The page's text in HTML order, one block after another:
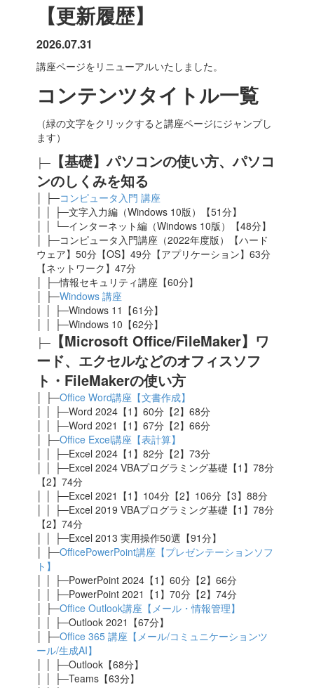
【更新履歴】
2026.07.31
講座ページをリニューアルいたしました。
コンテンツタイトル一覧
（緑の文字をクリックすると講座ページにジャンプし
ます）
├─ 【基礎】パソコンの使い方、パソコ
ンのしくみを知る
│ ├─コンピュータ入門 講座
│ │ ├─文字入力編（Windows 10版）【51分】
│ │ └─インターネット編（Windows 10版）【48分】
│ ├─コンピュータ入門講座（2022年度版）【ハード
ウェア】50分【OS】49分【アプリケーション】63分
【ネットワーク】47分
│ ├─情報セキュリティ講座【60分】
│ ├─Windows 講座
│ │ ├─Windows 11【61分】
│ │ ├─Windows 10【62分】
├─ 【Microsoft Office/FileMaker】ワ
ード、エクセルなどのオフィスソフ
ト・FileMakerの使い方
│ ├─Office Word講座【文書作成】
│ │ ├─Word 2024【1】60分【2】68分
│ │ ├─Word 2021【1】67分【2】66分
│ ├─Office Excel講座【表計算】
│ │ ├─Excel 2024 【1】82分【2】73分
│ │ ├─Excel 2024 VBAプログラミング基礎【1】78分
【2】74分
│ │ ├─Excel 2021 【1】104分【2】106分【3】88分
│ │ ├─Excel 2019 VBAプログラミング基礎【1】78分
【2】74分
│ │ ├─Excel 2013 実用操作50選【91分】
│ ├─OfficePowerPoint講座【プレゼンテーションソフ
ト】
│ │ ├─PowerPoint 2024【1】60分【2】66分
│ │ ├─PowerPoint 2021【1】70分【2】74分
│ ├─Office Outlook講座【メール・情報管理】
│ │ ├─Outlook 2021【67分】
│ ├─Office 365 講座【メール/コミュニケーションツ
ール/生成AI】
│ │ ├─Outlook【68分】
│ │ ├─Teams【63分】